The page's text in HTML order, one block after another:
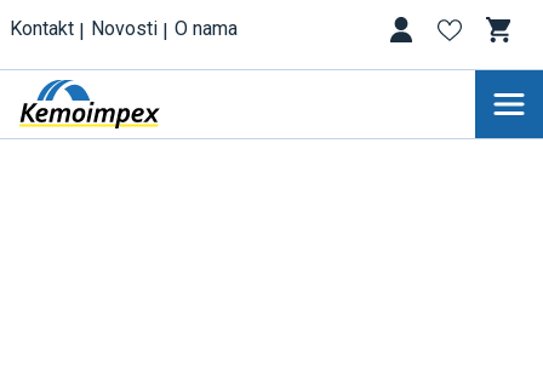
Kontakt Novosti O nama